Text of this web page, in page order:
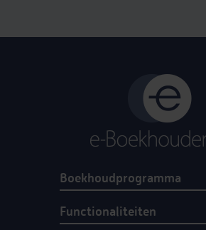
Boekhoudprogramma
Functionaliteiten